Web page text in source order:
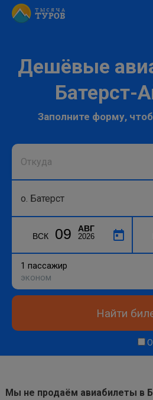
Дешёвые
Батерст-
Заполните форму,
ВСК 09 АВГ
2026
1 пассажир
эконом
Найти
Мы не продаём авиабилеты в